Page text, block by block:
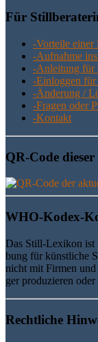
Für
-Vor­tei­le einer
-Auf­nah­me
-Anlei­tung für
-Ein­log­gen für
-Ände­rung /
-Fra­gen oder
-Kon­takt
QR-Code die­ser
WHO-Kodex-
Das Still-Lexi­kon ist
bung für künst­li­che
nicht mit Fir­men
ger pro­du­zie­ren
Recht­li­che